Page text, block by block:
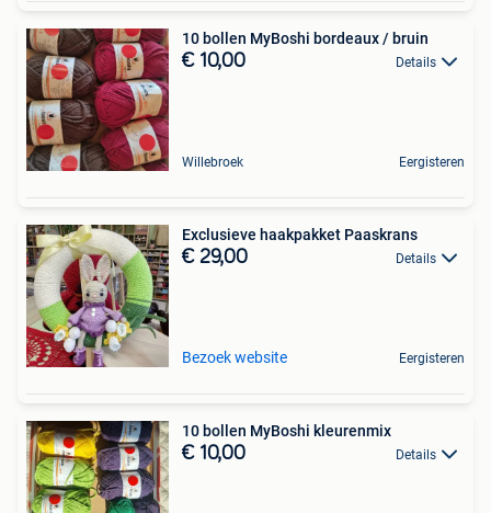
10 bollen MyBoshi bordeaux / bruin
€ 10,00 Details
Willebroek Eergisteren
Exclusieve haakpakket Paaskrans
€ 29,00 Details
Bezoek website Eergisteren
10 bollen MyBoshi kleurenmix
€ 10,00 Details